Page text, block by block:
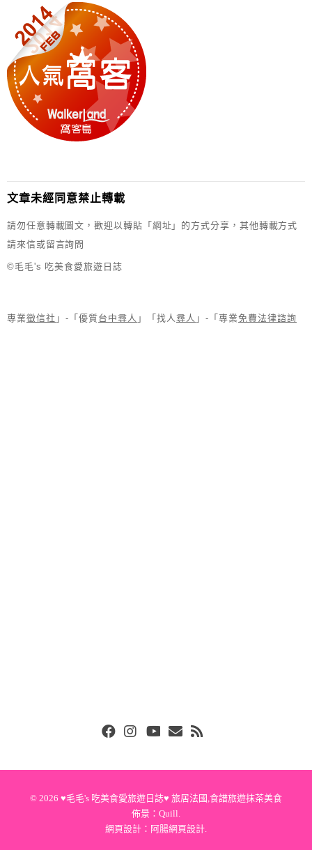
文章未經同意禁止轉載
請勿任意轉載圖文，歡迎以轉貼「網址」的方式分享，其他轉載方式
請來信或留言詢問
©毛毛's 吃美食愛旅遊日誌
專業徵信社 」-「優質台中尋人 」「找人 尋人 」-「專業免費法律諮詢
© 2026 ♥毛毛's 吃美食愛旅遊日誌♥ 旅居法國,食譜旅遊抹茶美食
佈景： Quill
網頁設計： 阿腸網頁設計